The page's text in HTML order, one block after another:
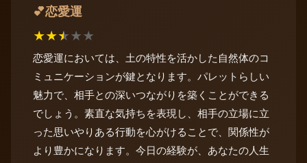
💕恋愛運
★★★★★
恋愛運においては、土の特性を活かした自然体のコ
ミュニケーションが鍵となります。パレットらしい
魅力で、相手との深いつながりを築くことができる
でしょう。素直な気持ちを表現し、相手の立場に立
った思いやりある行動を心がけることで、関係性が
より豊かになります。今日の経験が、あなたの人生